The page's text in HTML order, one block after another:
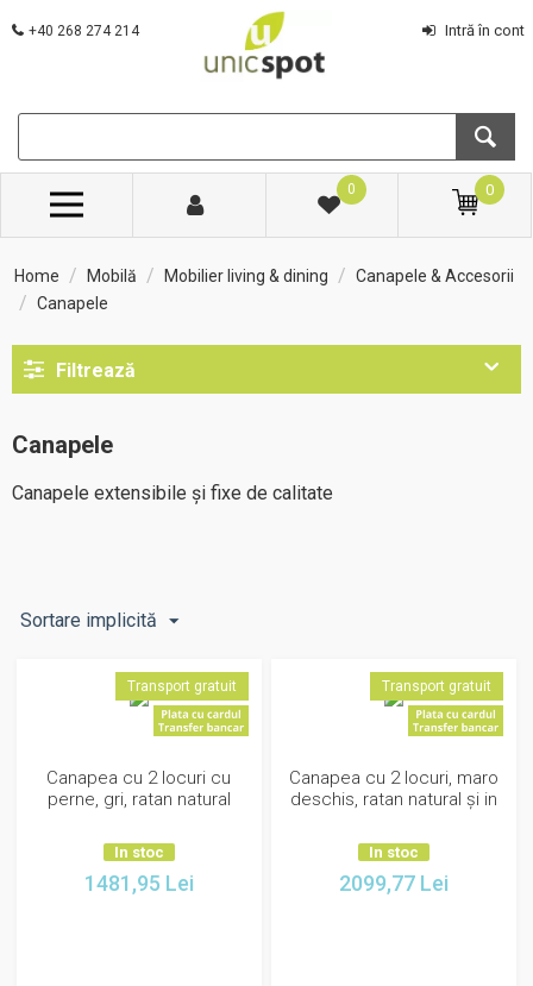
+40 268 274 214 Intră în cont
0 0
Home / Mobilă / Mobilier living & dining / Canapele & Accesorii
/ Canapele
Filtrează
Canapele
Canapele extensibile și fixe de calitate
Sortare implicită
Transport gratuit
Canapea cu 2 locuri cu
perne, gri, ratan natural
In stoc
1481,95 Lei
Transport gratuit
Canapea cu 2 locuri, maro
deschis, ratan natural și in
In stoc
2099,77 Lei